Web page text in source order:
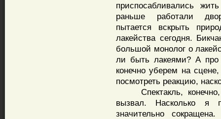
приспосабливались
раньше работали
пытается вскрыть
лакейства сегодня.
большой монолог о
ли быть лакеями? А про
конечно уберем на
посмотреть реакцию,
Спектакль, конечно,
вызвал. Насколько я
значительно